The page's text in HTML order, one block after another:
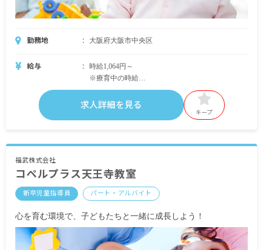
勤務地 大阪府大阪市中央区
給与
時給1,064円～
※療育中の時給
・無資格／児童指導員：時給1,200円～（無資格で
も心理学を学んでいた方は時給1,250円～）
・教員免許を保有：時給1,250円～
交通費実費支給
※試用期間6カ月／日給8,000円
求人詳細を見る
キープ
福武株式会社
コペルプラス天王寺教室
新卒児童指導員 パート・アルバイト
心を育む環境で、子どもたちと一緒に成長しよう！